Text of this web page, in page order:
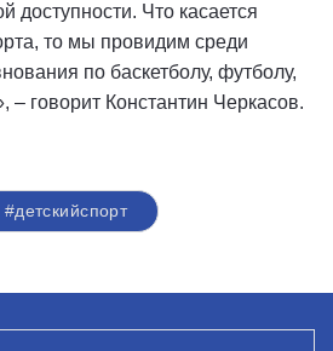
доступности. Что касается
то мы провидим среди
по баскетболу, футболу,
– говорит Константин Черкасов.
#детскийспорт